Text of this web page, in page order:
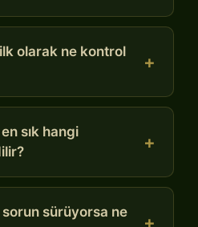
olarak ne kontrol
sık hangi
sorun sürüyorsa ne